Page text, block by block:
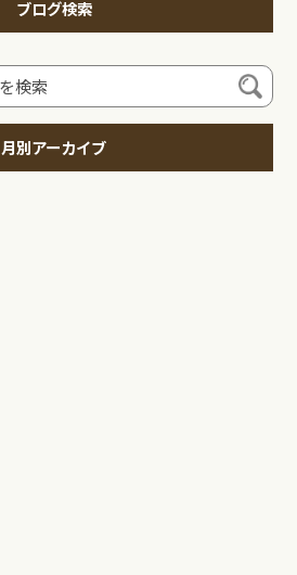
ブログ検索
月別アーカイブ